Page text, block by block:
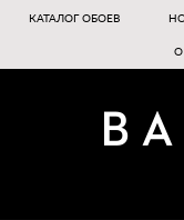
КАТАЛОГ ОБОЕВ
О